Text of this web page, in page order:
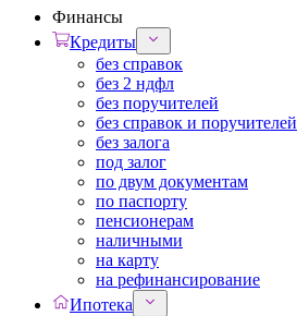
Финансы
Кредиты
без справок
без 2 ндфл
без поручителей
без справок и поручителей
без залога
под залог
по двум документам
по паспорту
пенсионерам
наличными
на карту
на рефинансирование
Ипотека